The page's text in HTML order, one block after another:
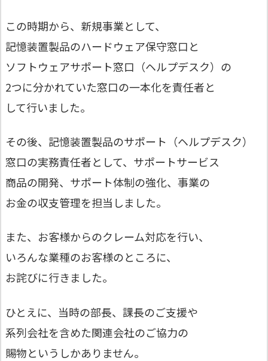
この時期から、新規事業として、
記憶装置製品のハードウェア保守窓口と
ソフトウェアサポート窓口（ヘルプデスク）の
2つに分かれていた窓口の一本化を責任者と
して行いました。
その後、記憶装置製品のサポート（ヘルプデスク）
窓口の実務責任者として、サポートサービス
商品の開発、サポート体制の強化、事業の
お金の収支管理を担当しました。
また、お客様からのクレーム対応を行い、
いろんな業種のお客様のところに、
お詫びに行きました。
ひとえに、当時の部長、課長のご支援や
系列会社を含めた関連会社のご協力の
賜物というしかありません。